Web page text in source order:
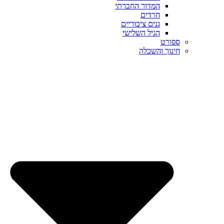
המדור החברתי
חרדים
גנים ציבוריים
הגיל השלישי
ספורט
חינוך והשכלה